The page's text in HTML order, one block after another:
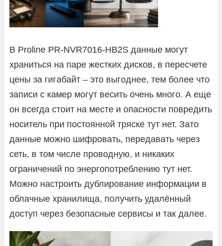
В Proline PR-NVR7016-HB2S данные могут
храниться на паре жестких дисков, в пересчете
цены за гигабайт – это выгоднее, тем более что
записи с камер могут весить очень много. А еще
он всегда стоит на месте и опасности повредить
носитель при постоянной тряске тут нет. Зато
данные можно шифровать, передавать через
сеть, в том числе проводную, и никаких
ограничений по энергопотреблению тут нет.
Можно настроить дублирование информации в
облачные хранилища, получить удалённый
доступ через безопасные сервисы и так далее.